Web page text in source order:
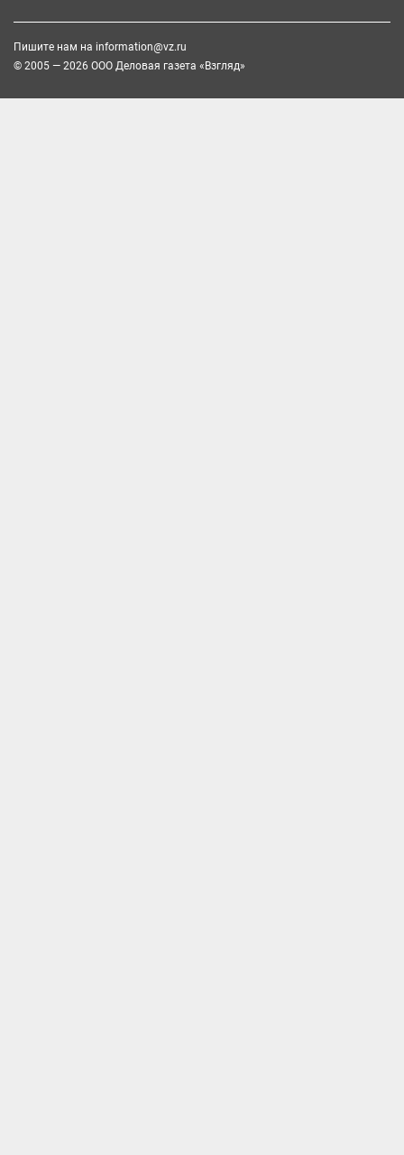
Пишите нам на information@vz.ru
© 2005 — 2026 ООО Деловая газета «Взгляд»